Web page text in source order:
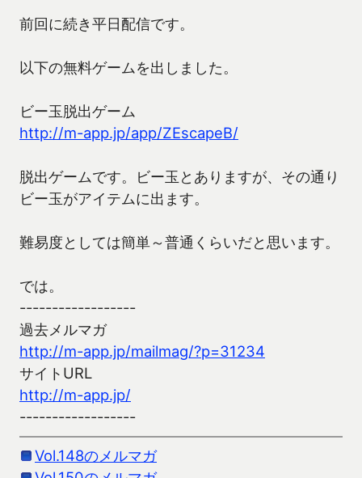
前回に続き平日配信です。
以下の無料ゲームを出しました。
ビー玉脱出ゲーム
http://m-app.jp/app/ZEscapeB/
脱出ゲームです。ビー玉とありますが、その通り
ビー玉がアイテムに出ます。
難易度としては簡単～普通くらいだと思います。
では。
------------------
過去メルマガ
http://m-app.jp/mailmag/?p=31234
サイトURL
http://m-app.jp/
------------------
Vol.148のメルマガ